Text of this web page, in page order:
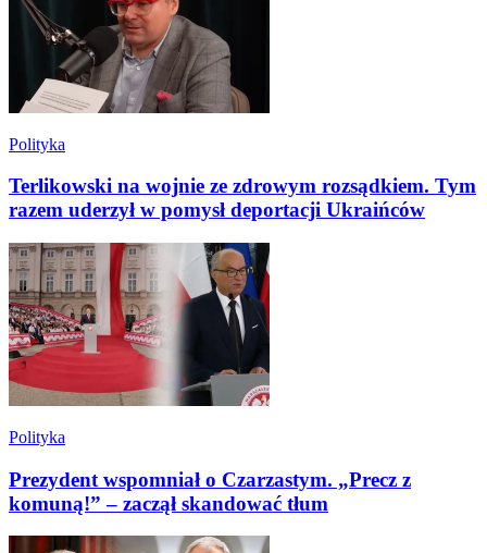
Polityka
Terlikowski na wojnie ze zdrowym rozsądkiem. Tym
razem uderzył w pomysł deportacji Ukraińców
Polityka
Prezydent wspomniał o Czarzastym. „Precz z
komuną!” – zaczął skandować tłum